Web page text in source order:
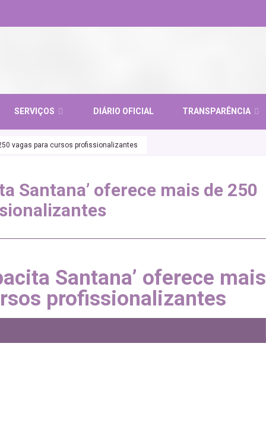
SERVIÇOS DIÁRIO OFICIAL TRANSPARÊNCIA
vagas para cursos profissionalizantes
Santana’ oferece mais de 250
Santana’ oferece mais
profissionalizantes